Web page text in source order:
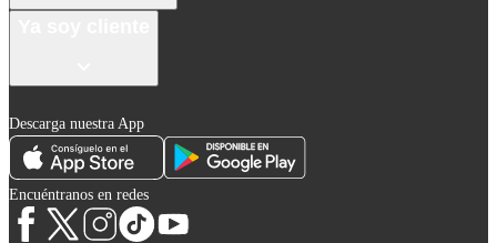
Descarga nuestra App
Encuéntranos en redes